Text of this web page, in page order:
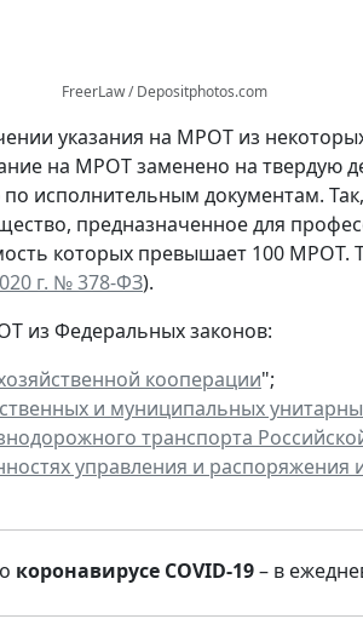
FreerLaw / Depositphotos.com
указания на МРОТ из
на МРОТ заменено на твердую
исполнительным документам.
предназначенное для
которых превышает 100 МРОТ.
г. № 378-ФЗ).
из Федеральных законов:
кооперации";
и муниципальных
транспорта
управления и
коронавирусе COVID-19– в